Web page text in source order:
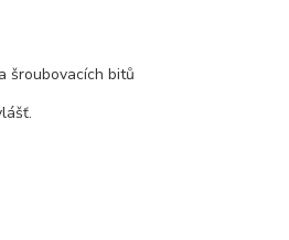
šroubovacích bitů